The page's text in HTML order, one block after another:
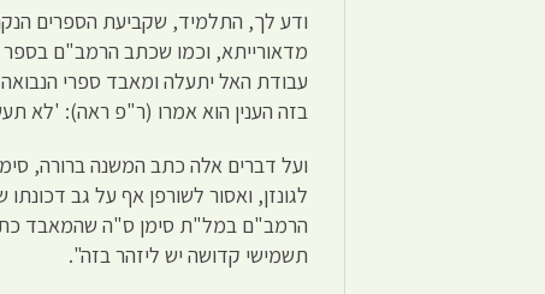
ודע לך, התלמיד, שקביעת הספרים
מדאורייתא, וכמו שכתב הרמב"ם
עבודת האל יתעלה ומאבד ספרי
בזה הענין הוא אמרו (ר"פ ראה): 'לא
ועל דברים אלה כתב המשנה ברורה,
לגונזן, ואסור לשורפן אף על גב
הרמב"ם במל"ת סימן ס"ה שהמאבד
תשמישי קדושה יש ליזהר בזה".